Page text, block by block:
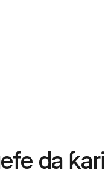
da ƙari